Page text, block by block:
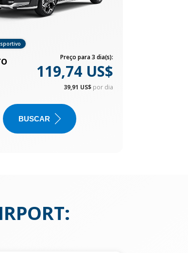
Preço para 3 dia(s):
119,74 US$
39,91 US$ por dia
BUSCAR
: